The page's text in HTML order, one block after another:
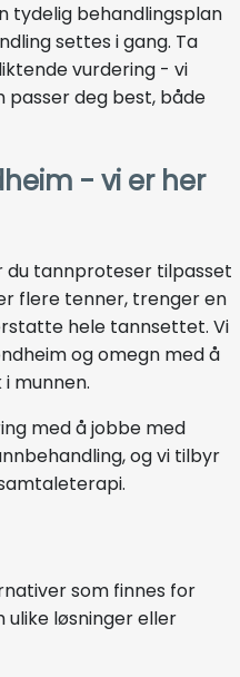
tydelig behandlingsplan
settes i gang. Ta
vurdering - vi
passer deg best, både
- vi er her
du tannproteser tilpasset
flere tenner, trenger en
hele tannsettet. Vi
og omegn med å
munnen.
med å jobbe med
og vi tilbyr
som finnes for
løsninger eller